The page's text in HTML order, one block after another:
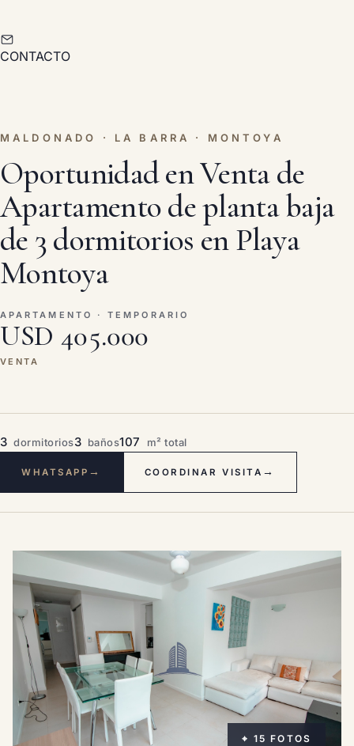
CONTACTO
MALDONADO · LA BARRA · MONTOYA
Oportunidad en Venta de
Apartamento de planta baja
de 3 dormitorios en Playa
Montoya
APARTAMENTO · TEMPORARIO
USD 405.000
VENTA
3 dormitorios3 baños107 m² total
WHATSAPP → COORDINAR VISITA →
⌖ 15 FOTOS